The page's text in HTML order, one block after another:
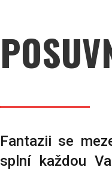
Fantazii se
splní každou